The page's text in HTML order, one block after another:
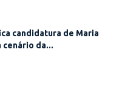
candidatura de Maria
cenário da...